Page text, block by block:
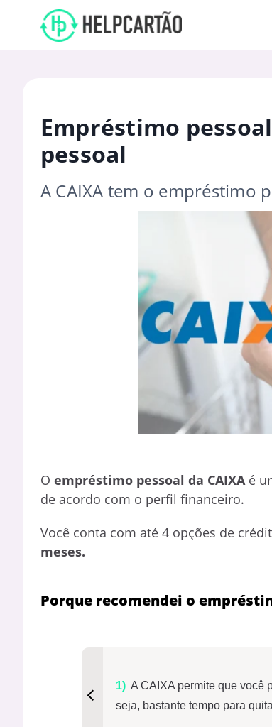
Empréstimo
pessoal
A CAIXA tem o empréstimo
O empréstimo pessoal da CAIXA é
de acordo com o perfil financeiro.
Você conta com até 4 opções de
meses.
Porque recomendei o
A CAIXA permite que você
seja, bastante tempo para